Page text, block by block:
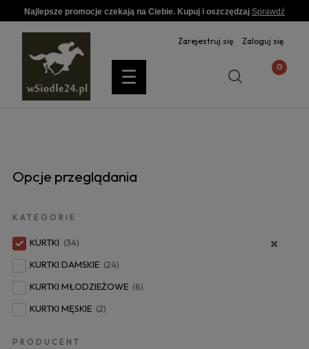
Najlepsze promocje czekają na Ciebie. Kupuj i oszczędzaj Sprawdź
Zarejestruj się Zaloguj się
Opcje przeglądania
KATEGORIE
KURTKI (34)
KURTKI DAMSKIE (24)
KURTKI MŁODZIEŻOWE (8)
KURTKI MĘSKIE (2)
PRODUCENT